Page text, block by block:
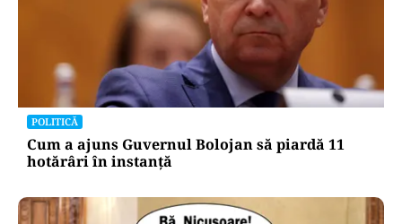
POLITICĂ
Cum a ajuns Guvernul Bolojan să piardă 11
hotărâri în instanță